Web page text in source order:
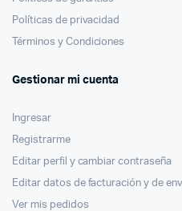
Políticas de privacidad
Términos y Condiciones
Gestionar mi cuenta
Ingresar
Registrarme
Editar perfil y cambiar contraseña
Editar datos de facturación y de
Ver mis pedidos